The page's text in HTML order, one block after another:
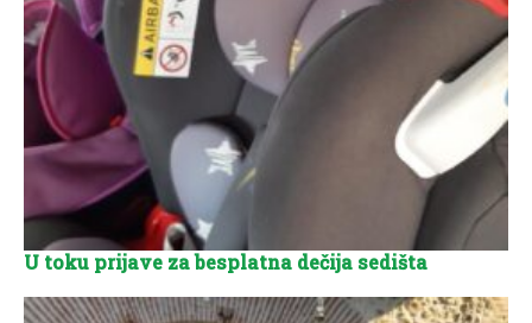
U toku prijave za besplatna dečija sedišta